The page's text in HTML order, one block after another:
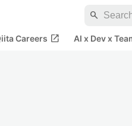
search
Careers open_in_new AI x Dev x